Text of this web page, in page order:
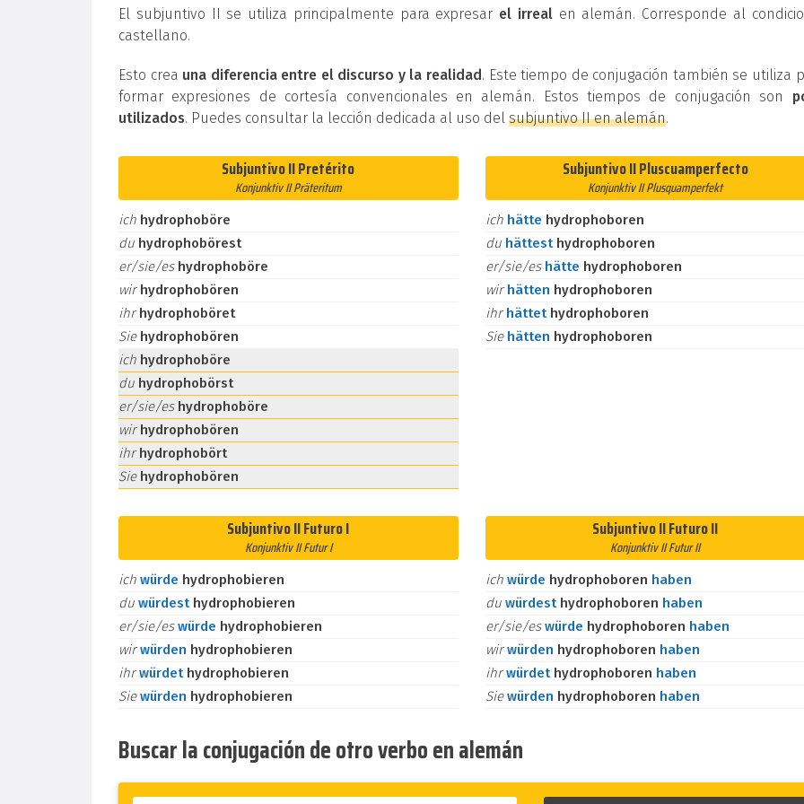
El subjuntivo II se utiliza principalmente para expresar el irrealen alemán. Corresponde al
castellano.
Esto crea una diferencia entre el discurso y la realidad. Este tiempo de conjugación también se utiliza
formar expresiones de cortesía convencionales en alemán. Estos tiempos de conjugación son
utilizados. Puedes consultar la lección dedicada al uso del subjuntivo II en alemán.
Subjuntivo II Pretérito
Konjunktiv II Präteritum
ich hydrophoböre
du hydrophobörest
er/sie/es hydrophoböre
wirhydrophobören
ihrhydrophoböret
Sie hydrophobören
ich hydrophoböre
du hydrophobörst
er/sie/es hydrophoböre
wirhydrophobören
ihrhydrophobört
Sie hydrophobören
Subjuntivo II Pluscuamperfecto
Konjunktiv II Plusquamperfekt
ich hätte hydrophoboren
du hättest hydrophoboren
er/sie/es hätte hydrophoboren
wirhätten hydrophoboren
ihrhättet hydrophoboren
Sie hätten hydrophoboren
Subjuntivo II Futuro I
Konjunktiv II Futur I
ich würde hydrophobieren
du würdest hydrophobieren
er/sie/eswürde hydrophobieren
wirwürden hydrophobieren
ihrwürdet hydrophobieren
Siewürden hydrophobieren
Subjuntivo II Futuro II
Konjunktiv II Futur II
ich würde hydrophoboren haben
du würdest hydrophoboren haben
er/sie/eswürde hydrophoboren haben
wirwürden hydrophoboren haben
ihrwürdet hydrophoboren haben
Siewürden hydrophoboren haben
Buscar la conjugación de otro verbo en alemán